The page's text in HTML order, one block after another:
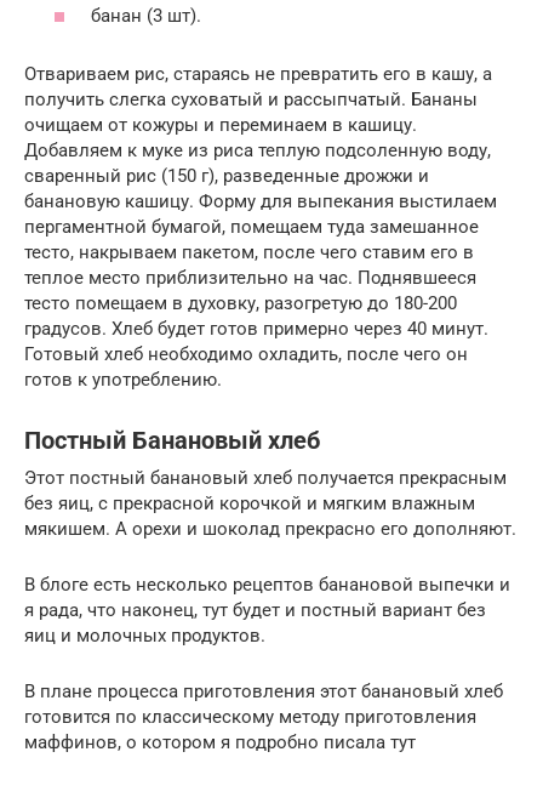
банан (3 шт).
Отвариваем рис, стараясь не превратить его в кашу, а
получить слегка суховатый и рассыпчатый. Бананы
очищаем от кожуры и переминаем в кашицу.
Добавляем к муке из риса теплую подсоленную воду,
сваренный рис (150 г), разведенные дрожжи и
банановую кашицу. Форму для выпекания выстилаем
пергаментной бумагой, помещаем туда замешанное
тесто, накрываем пакетом, после чего ставим его в
теплое место приблизительно на час. Поднявшееся
тесто помещаем в духовку, разогретую до 180-200
градусов. Хлеб будет готов примерно через 40 минут.
Готовый хлеб необходимо охладить, после чего он
готов к употреблению.
Постный Банановый хлеб
Этот постный банановый хлеб получается прекрасным
без яиц, с прекрасной корочкой и мягким влажным
мякишем. А орехи и шоколад прекрасно его дополняют.
В блоге есть несколько рецептов банановой выпечки и
я рада, что наконец, тут будет и постный вариант без
яиц и молочных продуктов.
В плане процесса приготовления этот банановый хлеб
готовится по классическому методу приготовления
маффинов, о котором я подробно писала тут